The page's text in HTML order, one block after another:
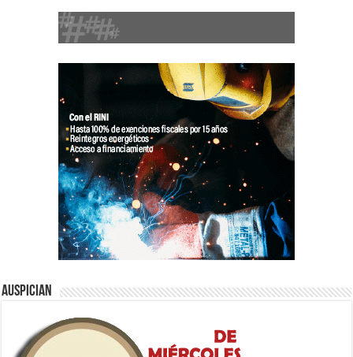
Auspician